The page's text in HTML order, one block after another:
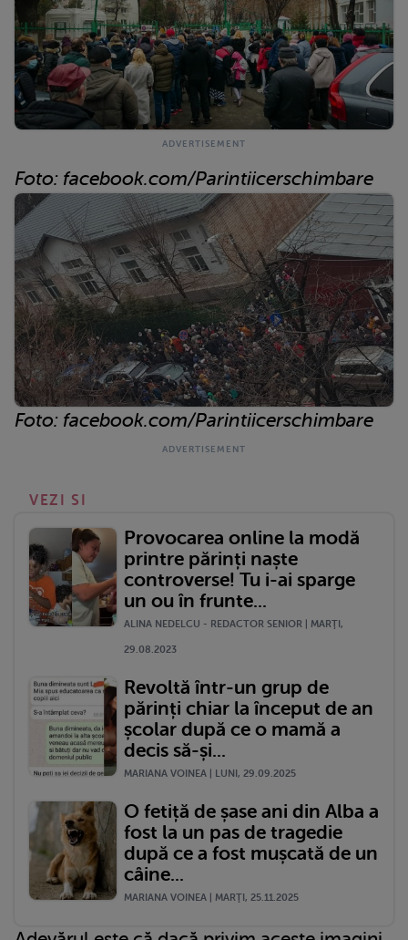
Foto: facebook.com/Parintiicerschimbare
Foto: facebook.com/Parintiicerschimbare
VEZI SI
Provocarea online la modă
printre părinți naște
controverse! Tu i-ai sparge
un ou în frunte...
ALINA NEDELCU - REDACTOR SENIOR | MARŢI,
29.08.2023
Revoltă într-un grup de
părinți chiar la început de an
școlar după ce o mamă a
decis să-și...
MARIANA VOINEA | LUNI, 29.09.2025
O fetiță de șase ani din Alba a
fost la un pas de tragedie
după ce a fost mușcată de un
câine...
MARIANA VOINEA | MARŢI, 25.11.2025